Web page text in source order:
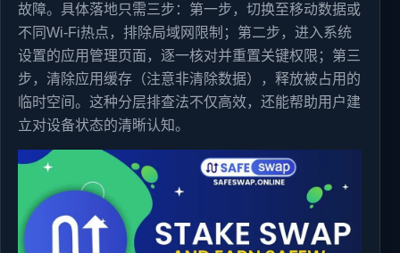
故障。具体落地只需三步：第一步，切换至移动数据或
不同Wi-Fi热点，排除局域网限制；第二步，进入系统
设置的应用管理页面，逐一核对并重置关键权限；第三
步，清除应用缓存（注意非清除数据），释放被占用的
临时空间。这种分层排查法不仅高效，还能帮助用户建
立对设备状态的清晰认知。